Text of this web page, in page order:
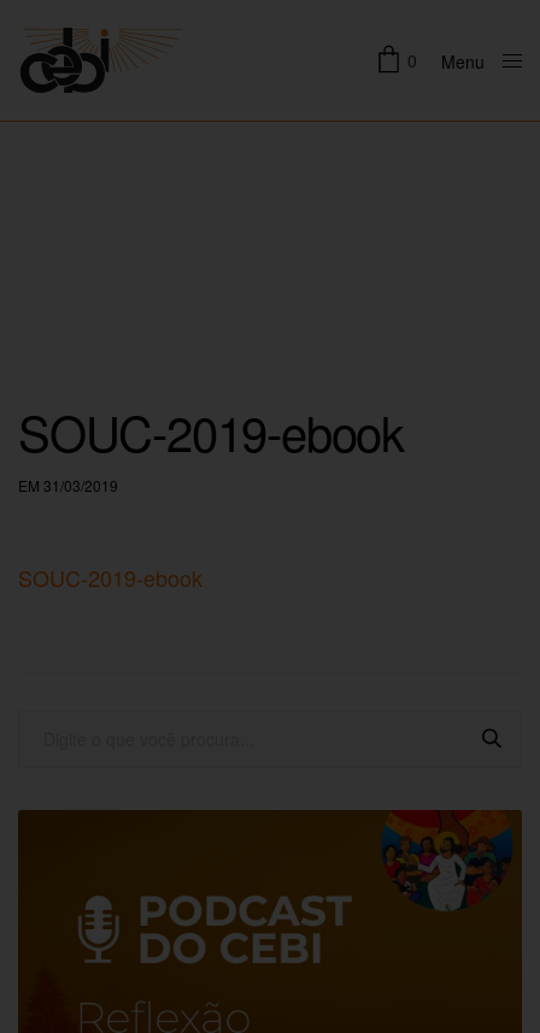
0 Menu
SOUC-2019-ebook
EM 31/03/2019
SOUC-2019-ebook